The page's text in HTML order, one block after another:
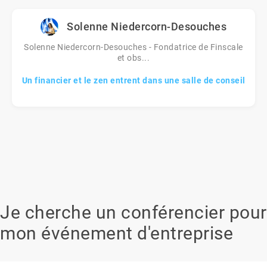
Solenne Niedercorn-Desouches
Solenne Niedercorn-Desouches - Fondatrice de Finscale
et obs...
Un financier et le zen entrent dans une salle de conseil
Je cherche un conférencier pour
mon événement d'entreprise